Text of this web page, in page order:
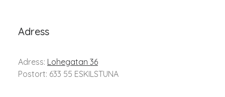
Adress
Adress: Lohegatan 36
Postort: 633 55 ESKILSTUNA